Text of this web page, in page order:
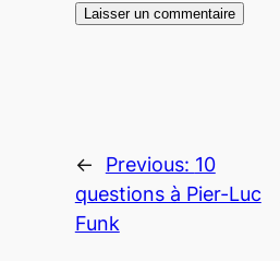
← Previous: 10
questions à Pier-Luc
Funk